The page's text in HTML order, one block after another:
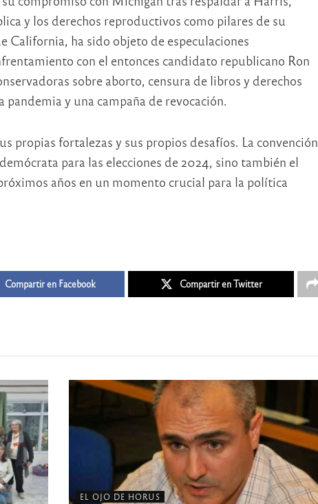
y los derechos reproductivos como pilares de su
California, ha sido objeto de especulaciones
con el entonces candidato republicano Ron
sobre aborto, censura de libros y derechos
y una campaña de revocación.
propias fortalezas y sus propios desafíos. La convención
para las elecciones de 2024, sino también el
años en un momento crucial para la política
Compartir en Facebook Compartir en Twitter
EL OJO DE HORUS